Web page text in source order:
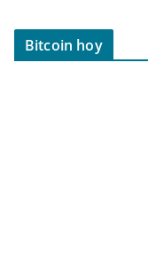
Bitcoin hoy